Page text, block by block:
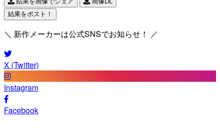
結果をポスト！
＼ 新作メーカーは公式SNSでお知らせ！ ／
X (Twitter)
Instagram
Facebook